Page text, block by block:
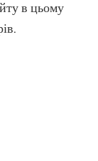
в цьому